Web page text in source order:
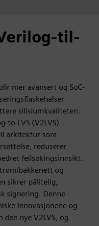
til-
mer avansert og SoC-
silisiumkvaliteten.
to-LVS (V2LVS)
arkitektur som
reduserer
feilsøkingsinnsikt.
bakkenett og
sikrer pålitelig,
signering. Denne
innovasjonene og
nye V2LVS, og